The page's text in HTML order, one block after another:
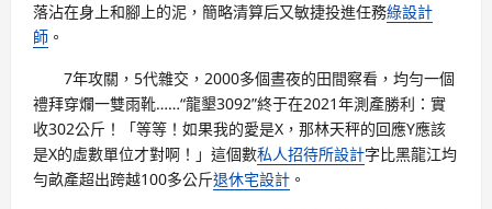
落沾在身上和腳上的泥，簡略清算后又敏捷投進任務綠設計
師 。
7年攻關，5代雜交，2000多個晝夜的田間察看，均勻一個
禮拜穿爛一雙雨靴……“龍墾3092”終于在2021年測產勝利：實
收302公斤！「等等！如果我的愛是X，那林天秤的回應Y應該
是X的虛數單位才對啊！」這個數私人招待所設計字比黑龍江均
勻畝產超出跨越100多公斤退休宅設計 。